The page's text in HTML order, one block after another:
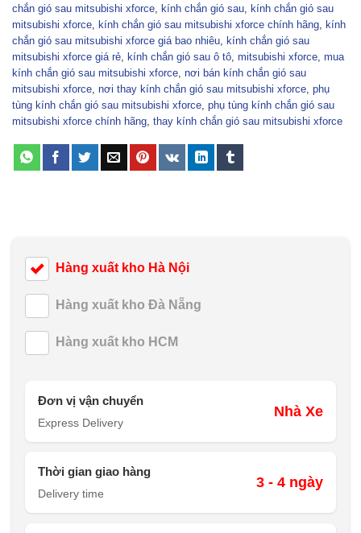
chắn gió sau mitsubishi xforce, kính chắn gió sau, kính chắn gió sau
mitsubishi xforce, kính chắn gió sau mitsubishi xforce chính hãng, kính
chắn gió sau mitsubishi xforce giá bao nhiêu, kính chắn gió sau
mitsubishi xforce giá rẻ, kính chắn gió sau ô tô, mitsubishi xforce, mua
kính chắn gió sau mitsubishi xforce, nơi bán kính chắn gió sau
mitsubishi xforce, nơi thay kính chắn gió sau mitsubishi xforce, phụ
tùng kính chắn gió sau mitsubishi xforce, phụ tùng kính chắn gió sau
mitsubishi xforce chính hãng, thay kính chắn gió sau mitsubishi xforce
Hàng xuất kho Hà Nội
Hàng xuất kho Đà Nẵng
Hàng xuất kho HCM
Đơn vị vận chuyển
Express Delivery
Nhà Xe
Thời gian giao hàng
Delivery time
3 - 4 ngày